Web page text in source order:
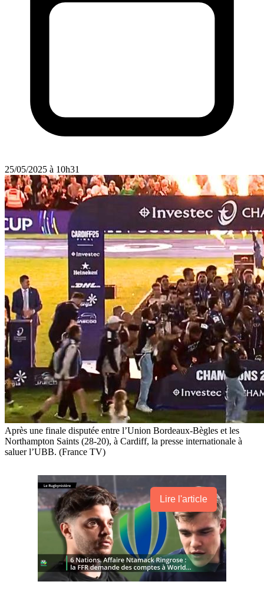
25/05/2025 à 10h31
Après une finale disputée entre l’Union Bordeaux-Bègles et les
Northampton Saints (28-20), à Cardiff, la presse internationale à
saluer l’UBB. (France TV)
Lire l'article